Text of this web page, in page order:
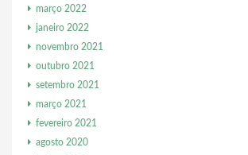
março 2022
janeiro 2022
novembro 2021
outubro 2021
setembro 2021
março 2021
fevereiro 2021
agosto 2020